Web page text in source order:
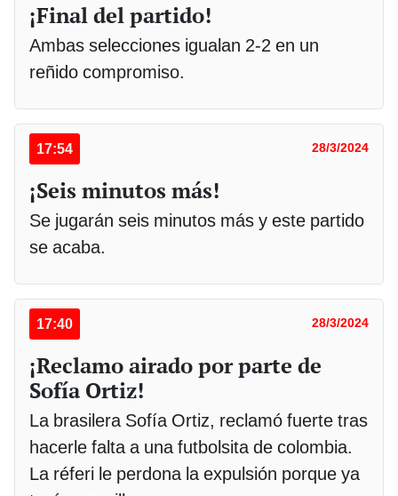
¡Final del partido!
Ambas selecciones igualan 2-2 en un
reñido compromiso.
17:54 28/3/2024
¡Seis minutos más!
Se jugarán seis minutos más y este partido
se acaba.
17:40 28/3/2024
¡Reclamo airado por parte de
Sofía Ortiz!
La brasilera Sofía Ortiz, reclamó fuerte tras
hacerle falta a una futbolsita de colombia.
La réferi le perdona la expulsión porque ya